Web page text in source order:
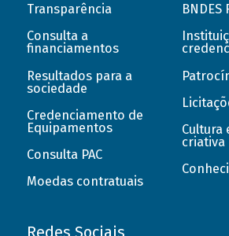
Transparência
Consulta a
financiamentos
Resultados para a
sociedade
Credenciamento de
Equipamentos
Consulta PAC
Moedas contratuais
BNDES
Cultura
criativa